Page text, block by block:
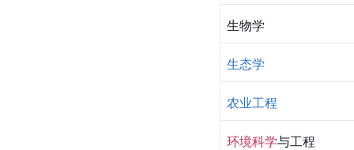
生物学
生态学
农业工程
环境科学与工程